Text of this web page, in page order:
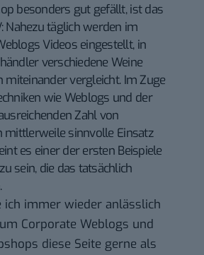
besonders gut gefällt, ist das
: Nahezu täglich werden im
Videos eingestellt, in
verschiedene Weine
miteinander vergleicht. Im Zuge
wie Weblogs und der
Zahl von
mittlerweile sinnvolle Einsatz
es einer der ersten Beispiele
sein, die das tatsächlich
ich immer wieder anlässlich
Corporate Weblogs und
diese Seite gerne als